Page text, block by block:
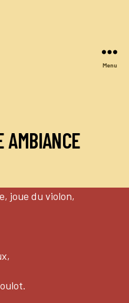
Menu
AMBIANCE
joue du violon,